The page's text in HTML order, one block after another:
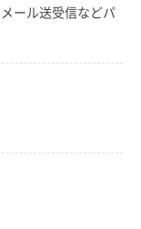
ール送受信などパ